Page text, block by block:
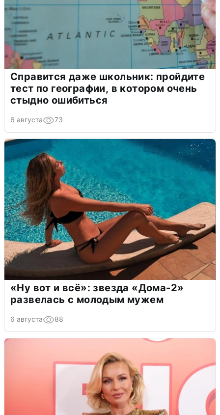
Справится даже школьник: пройдите
тест по географии, в котором очень
стыдно ошибиться
6 августа 73
«Ну вот и всё»: звезда «Дома-2»
развелась с молодым мужем
6 августа 88